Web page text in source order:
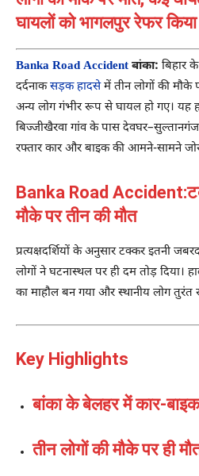
घायलों को भागलपुर रेफर किया
Banka Road Accident बांका: बिहार
दर्दनाकसड़क हादसेमें तीन लोगों की मौके
अन्य लोग गंभीर रूप से घायल हो गए। यह
बिज्जीखैरवा गांव के पास
रफ्तार कार और बाइक की आमने-सामने
Banka Road
मौके पर तीन की मौत
प्रत्यक्षदर्शियों के अनुसार टक्कर इतनी
लोगों ने घटनास्थल पर ही दम तोड़ दिया।
का माहौल बन गया और स्थानीय लोग तुरंत
Key Highlights
बांका के बेलहर में कार-
तीन लोगों की मौके पर ही